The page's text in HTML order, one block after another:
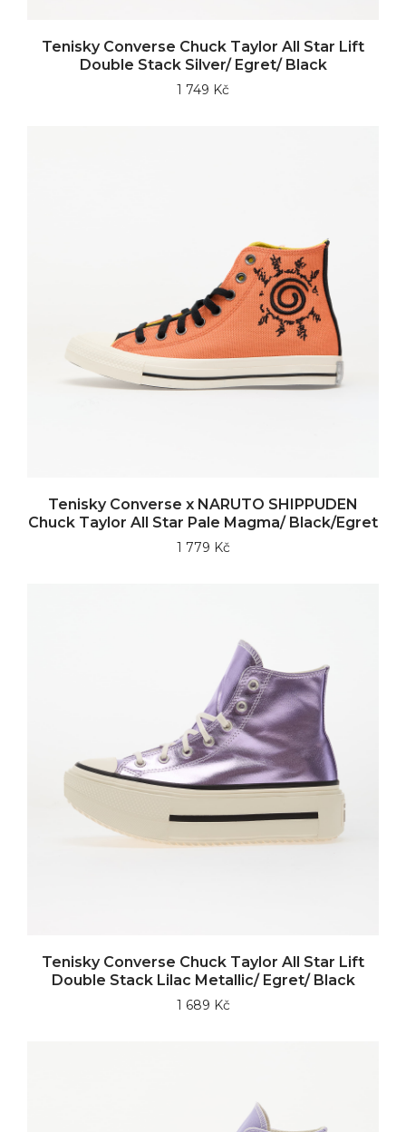
Tenisky Converse Chuck Taylor All Star Lift
Double Stack Silver/ Egret/ Black
1 749 Kč
Tenisky Converse x NARUTO SHIPPUDEN
Chuck Taylor All Star Pale Magma/ Black/Egret
1 779 Kč
Tenisky Converse Chuck Taylor All Star Lift
Double Stack Lilac Metallic/ Egret/ Black
1 689 Kč